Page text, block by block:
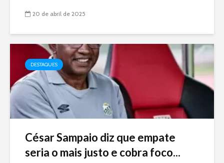
20 de abril de 2025
DESTAQUES
César Sampaio diz que empate
seria o mais justo e cobra foco...